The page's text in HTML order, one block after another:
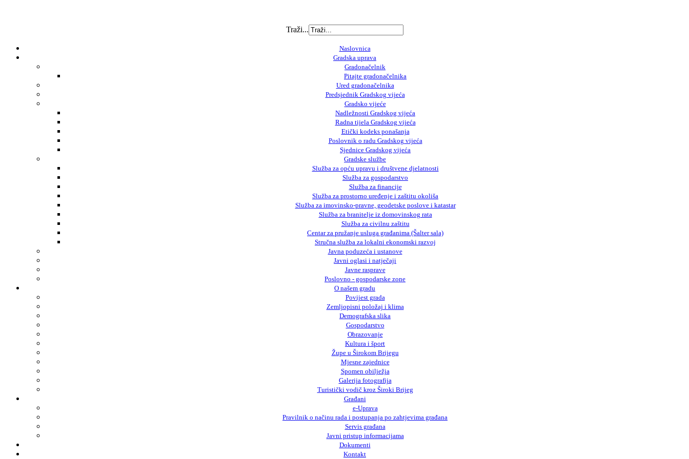
Traži...
Naslovnica
Gradska uprava
Gradonačelnik
Pitajte gradonačelnika
Ured gradonačelnika
Predsjednik Gradskog vijeća
Gradsko vijeće
Nadležnosti Gradskog vijeća
Radna tijela Gradskog vijeća
Etički kodeks ponašanja
Poslovnik o radu Gradskog vijeća
Sjednice Gradskog vijeća
Gradske službe
Služba za opću upravu i društvene djelatnosti
Služba za gospodarstvo
Služba za financije
Služba za prostorno uređenje i zaštitu okoliša
Služba za imovinsko-pravne, geodetske poslove i katastar
Služba za branitelje iz domovinskog rata
Služba za civilnu zaštitu
Centar za pružanje usluga građanima (Šalter sala)
Stručna služba za lokalni ekonomski razvoj
Javna poduzeća i ustanove
Javni oglasi i natječaji
Javne rasprave
Poslovno - gospodarske zone
O našem gradu
Povijest grada
Zemljopisni položaj i klima
Demografska slika
Gospodarstvo
Obrazovanje
Kultura i šport
Župe u Širokom Brijegu
Mjesne zajednice
Spomen obilježja
Galerija fotografija
Turistički vodič kroz Široki Brijeg
Građani
e-Uprava
Pravilnik o načinu rada i postupanja po zahtjevima građana
Servis građana
Javni pristup informacijama
Dokumenti
Kontakt